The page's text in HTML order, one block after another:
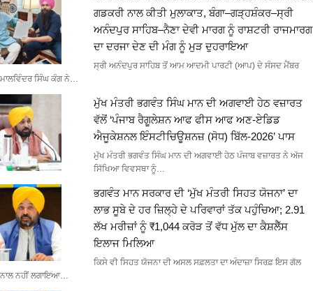
ਗਡਕਰੀ ਨਾਲ ਕੀਤੀ ਮੁਲਾਕਾਤ, ਬੰਗਾ–ਗੜ੍ਹਸ਼ੰਕਰ–ਸ੍ਰੀ
ਅਨੰਦਪੁਰ ਸਾਹਿਬ–ਨੈਣਾ ਦੇਵੀ ਮਾਰਗ ਨੂੰ ਰਾਸ਼ਟਰੀ ਰਾਜਮਾਰਗ
ਦਾ ਦਰਜਾ ਦੇਣ ਦੀ ਮੰਗ ਨੂੰ ਮੁੜ ਦੁਹਰਾਇਆ
ਸ੍ਰੀ ਅਨੰਦਪੁਰ ਸਾਹਿਬ ਤੋਂ ਆਮ ਆਦਮੀ ਪਾਰਟੀ (ਆਪ) ਦੇ ਸੰਸਦ ਮੈਂਬਰ
ਮਾਲਵਿੰਦਰ ਸਿੰਘ ਕੰਗ ਨੇ…
ਮੁੱਖ ਮੰਤਰੀ ਭਗਵੰਤ ਸਿੰਘ ਮਾਨ ਦੀ ਅਗਵਾਈ ਹੇਠ ਵਜ਼ਾਰਤ
ਵੱਲੋਂ ‘ਪੰਜਾਬ ਰੈਗੂਲੇਸ਼ਨ ਆਫ ਫੀਸ ਆਫ ਅਣ-ਏਡਿਡ
ਐਜੂਕੇਸ਼ਨਲ ਇੰਸਟੀਚਿਊਸ਼ਨਜ਼ (ਸੋਧ) ਬਿੱਲ-2026’ ਪਾਸ
ਮੁੱਖ ਮੰਤਰੀ ਭਗਵੰਤ ਸਿੰਘ ਮਾਨ ਦੀ ਅਗਵਾਈ ਹੇਠ ਪੰਜਾਬ ਵਜ਼ਾਰਤ ਨੇ ਅੱਜ
ਸਿੱਖਿਆ ਵਿਵਸਥਾ ਨੂੰ…
ਭਗਵੰਤ ਮਾਨ ਸਰਕਾਰ ਦੀ ‘ਮੁੱਖ ਮੰਤਰੀ ਸਿਹਤ ਯੋਜਨਾ’ ਦਾ
ਲਾਭ ਸੂਬੇ ਦੇ ਹਰ ਜ਼ਿਲ੍ਹੇ ਦੇ ਪਰਿਵਾਰਾਂ ਤੱਕ ਪਹੁੰਚਿਆ; 2.91
ਲੱਖ ਮਰੀਜ਼ਾਂ ਨੂੰ ₹1,044 ਕਰੋੜ ਤੋਂ ਵੱਧ ਮੁੱਲ ਦਾ ਕੈਸ਼ਲੈੱਸ
ਇਲਾਜ ਮਿਲਿਆ
ਕਿਸੇ ਵੀ ਸਿਹਤ ਯੋਜਨਾ ਦੀ ਅਸਲ ਸਫ਼ਲਤਾ ਦਾ ਅੰਦਾਜ਼ਾ ਸਿਰਫ਼ ਇਸ ਗੱਲ
ਨਾਲ ਨਹੀਂ ਲਗਾਇਆ…